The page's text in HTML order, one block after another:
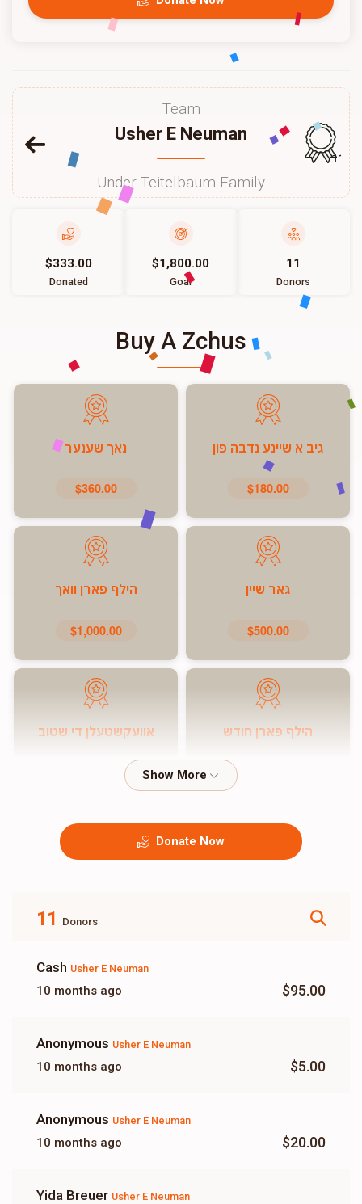
Team
Usher E Neuman
Under Teitelbaum Family
114
$333.00
Donated
$1,800.00
Goal
11
Donors
Buy A Zchus
גיב א שיינע נדבה פון
$180.00
נאך שענער
$360.00
גאר שיין
$500.00
הילף פארן וואך
$1,000.00
הילף פארן חודש אוועקשטעלן די שטוב
Donate Now
11 Donors
Cash Usher E Neuman
10 months ago $95.00
Anonymous Usher E Neuman
10 months ago $5.00
Anonymous Usher E Neuman
10 months ago $20.00
Yida Breuer Usher E Neuman